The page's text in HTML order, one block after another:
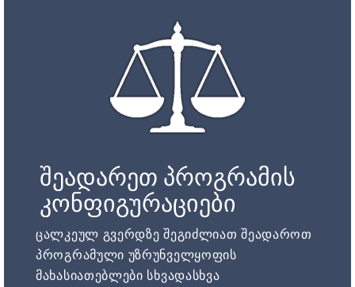
შეადარეთ პროგრამის
კონფიგურაციები
ცალკეულ გვერდზე შეგიძლიათ შეადაროთ
პროგრამული უზრუნველყოფის
მახასიათებლები სხვადასხვა